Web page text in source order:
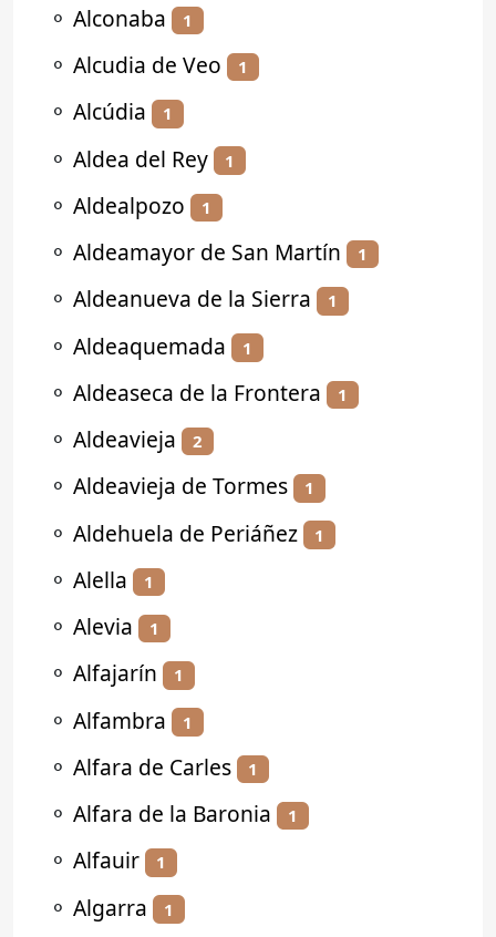
⚬ Alconaba 1
⚬ Alcudia de Veo 1
⚬ Alcúdia 1
⚬ Aldea del Rey 1
⚬ Aldealpozo 1
⚬ Aldeamayor de San Martín 1
⚬ Aldeanueva de la Sierra 1
⚬ Aldeaquemada 1
⚬ Aldeaseca de la Frontera 1
⚬ Aldeavieja 2
⚬ Aldeavieja de Tormes 1
⚬ Aldehuela de Periáñez 1
⚬ Alella 1
⚬ Alevia 1
⚬ Alfajarín 1
⚬ Alfambra 1
⚬ Alfara de Carles 1
⚬ Alfara de la Baronia 1
⚬ Alfauir 1
⚬ Algarra 1